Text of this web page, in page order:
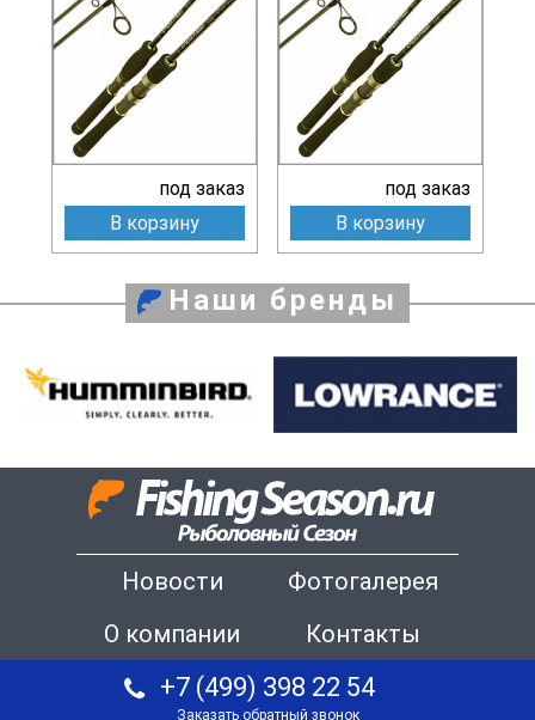
под заказ
В корзину
под заказ
В корзину
Наши бренды
Новости
Фотогалерея
О компании
Контакты
+7 (499) 398 22 54
Заказать обратный звонок